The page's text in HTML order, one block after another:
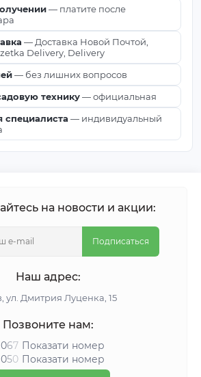
отличие агроволокна 50 от 30 и
прочность и максимальная
(-7°C). Идеально подходит для
на каркасных
и для зимней обмотки.
50 от града и
плотность 50 г/м² служит
повреждений, вызванных
градом.
— платите после
— Доставка Новой Почтой,
Delivery, Delivery
— без лишних вопросов
технику— официальная
специалиста — индивидуальный
на новости и акции:
Подписаться
Наш адрес:
ул. Дмитрия Луценка, 15
Позвоните нам:
067 Показати номер
050 Показати номер